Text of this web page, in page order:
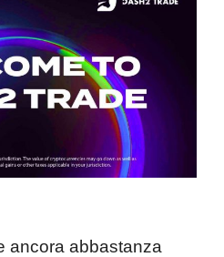
ancora abbastanza